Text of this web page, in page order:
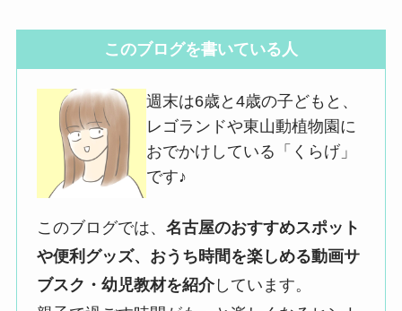
このブログを書いている人
週末は6歳と4歳の子どもと、
レゴランドや東山動植物園に
おでかけしている「くらげ」
です♪
このブログでは、名古屋のおすすめスポット
や便利グッズ、おうち時間を楽しめる動画サ
ブスク・幼児教材を紹介しています。